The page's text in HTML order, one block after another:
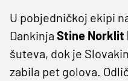
U pobjedničkoj ekipi
Dankinja Stine Norklit
šuteva, dok je
zabila pet golova.